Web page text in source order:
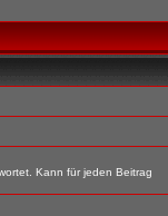
Kann für jeden Beitrag